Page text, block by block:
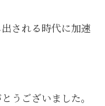
される時代に加速
うございました。